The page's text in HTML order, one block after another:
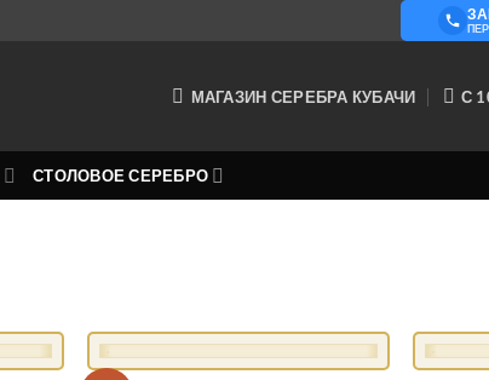
О
МАГАЗИН СЕРЕБРА КУБАЧИ С
СТОЛОВОЕ СЕРЕБРО
+ +